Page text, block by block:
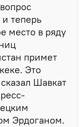
теперь
место в ряду
примет
Это
Шавкат
Эрдоганом.